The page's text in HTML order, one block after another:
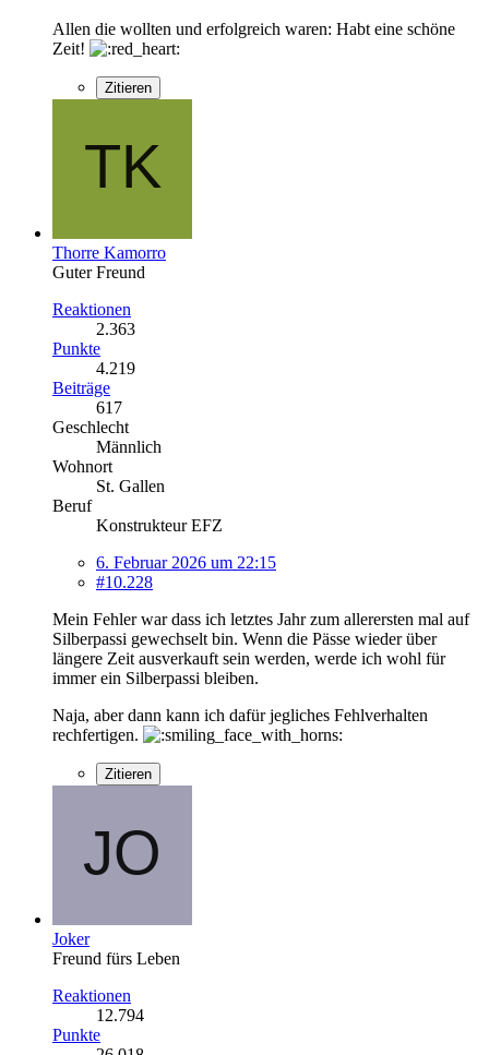
Allen die wollten und erfolgreich waren: Habt eine schöne
Zeit!
Zitieren
Thorre Kamorro
Guter Freund
Reaktionen
2.363
Punkte
4.219
Beiträge
617
Geschlecht
Männlich
Wohnort
St. Gallen
Beruf
Konstrukteur EFZ
6. Februar 2026 um 22:15
#10.228
Mein Fehler war dass ich letztes Jahr zum allerersten mal auf
Silberpassi gewechselt bin. Wenn die Pässe wieder über
längere Zeit ausverkauft sein werden, werde ich wohl für
immer ein Silberpassi bleiben.
Naja, aber dann kann ich dafür jegliches Fehlverhalten
rechfertigen.
Zitieren
Joker
Freund fürs Leben
Reaktionen
12.794
Punkte